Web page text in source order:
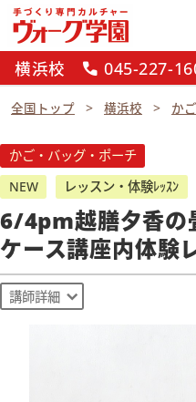
横浜校 call 045-227-
全国トップ 横浜校 か
かご・バッグ・ポーチ
NEW
レッスン・体験ﾚｯｽﾝ
6/4pm越膳夕香の
ケース講座内体験
講師詳細